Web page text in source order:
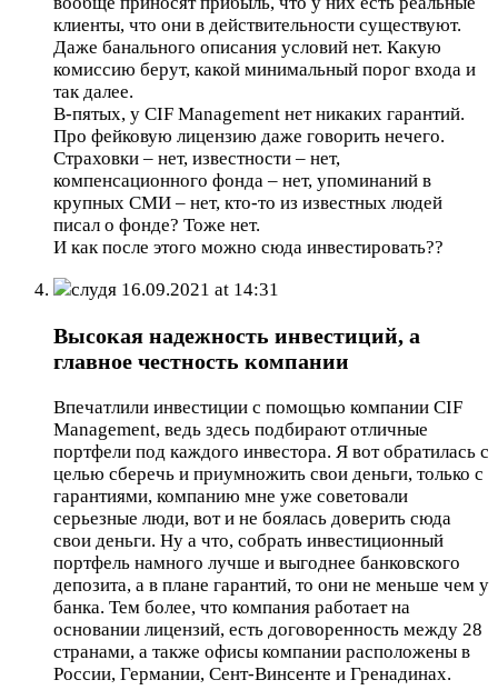
клиенты, что они в действительности существуют.
Даже банального описания условий нет. Какую
комиссию берут, какой минимальный порог входа и
так далее.
В-пятых, у CIF Management нет никаких гарантий.
Про фейковую лицензию даже говорить нечего.
Страховки – нет, известности – нет,
компенсационного фонда – нет, упоминаний в
крупных СМИ – нет, кто-то из известных людей
писал о фонде? Тоже нет.
И как после этого можно сюда инвестировать??
слудя 16.09.2021 at 14:31
Высокая надежность инвестиций, а
главное честность компании
Впечатлили инвестиции с помощью компании CIF
Management, ведь здесь подбирают отличные
портфели под каждого инвестора. Я вот обратилась с
целью сберечь и приумножить свои деньги, только с
гарантиями, компанию мне уже советовали
серьезные люди, вот и не боялась доверить сюда
свои деньги. Ну а что, собрать инвестиционный
портфель намного лучше и выгоднее банковского
депозита, а в плане гарантий, то они не меньше чем у
банка. Тем более, что компания работает на
основании лицензий, есть договоренность между 28
странами, а также офисы компании расположены в
России, Германии, Сент-Винсенте и Гренадинах.